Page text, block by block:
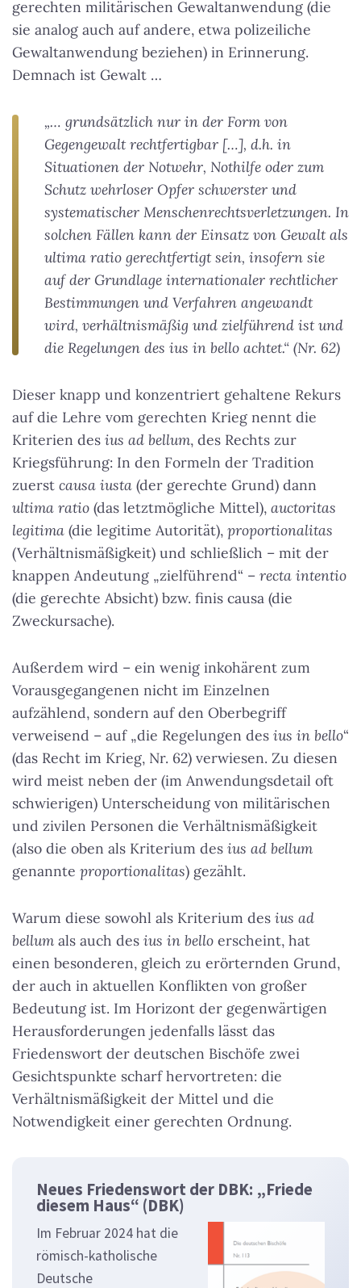
gerechten militärischen Gewaltanwendung (die
sie analog auch auf andere, etwa polizeiliche
Gewaltanwendung beziehen) in Erinnerung.
Demnach ist Gewalt …
„… grundsätzlich nur in der Form von
Gegengewalt rechtfertigbar […], d.h. in
Situationen der Notwehr, Nothilfe oder zum
Schutz wehrloser Opfer schwerster und
systematischer Menschenrechtsverletzungen. In
solchen Fällen kann der Einsatz von Gewalt als
ultima ratio gerechtfertigt sein, insofern sie
auf der Grundlage internationaler rechtlicher
Bestimmungen und Verfahren angewandt
wird, verhältnismäßig und zielführend ist und
die Regelungen des ius in bello achtet.“ (Nr. 62)
Dieser knapp und konzentriert gehaltene Rekurs
auf die Lehre vom gerechten Krieg nennt die
Kriterien des ius ad bellum, des Rechts zur
Kriegsführung: In den Formeln der Tradition
zuerst causa iusta (der gerechte Grund) dann
ultima ratio (das letztmögliche Mittel), auctoritas
legitima (die legitime Autorität), proportionalitas
(Verhältnismäßigkeit) und schließlich – mit der
knappen Andeutung „zielführend“ – recta intentio
(die gerechte Absicht) bzw. finis causa (die
Zweckursache).
Außerdem wird – ein wenig inkohärent zum
Vorausgegangenen nicht im Einzelnen
aufzählend, sondern auf den Oberbegriff
verweisend – auf „die Regelungen des ius in bello“
(das Recht im Krieg, Nr. 62) verwiesen. Zu diesen
wird meist neben der (im Anwendungsdetail oft
schwierigen) Unterscheidung von militärischen
und zivilen Personen die Verhältnismäßigkeit
(also die oben als Kriterium des ius ad bellum
genannte proportionalitas) gezählt.
Warum diese sowohl als Kriterium des ius ad
bellum als auch des ius in bello erscheint, hat
einen besonderen, gleich zu erörternden Grund,
der auch in aktuellen Konflikten von großer
Bedeutung ist. Im Horizont der gegenwärtigen
Herausforderungen jedenfalls lässt das
Friedenswort der deutschen Bischöfe zwei
Gesichtspunkte scharf hervortreten: die
Verhältnismäßigkeit der Mittel und die
Notwendigkeit einer gerechten Ordnung.
Neues Friedenswort der DBK: „Friede
diesem Haus“ (DBK)
Im Februar 2024 hat die
römisch-katholische
Deutsche